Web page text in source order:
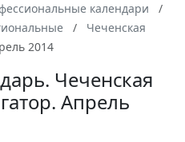
календари
Чеченская
2014
Чеченская
Апрель